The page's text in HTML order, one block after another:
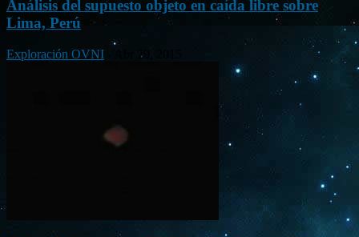
Análisis del supuesto objeto en caída libre sobre
Lima, Perú
Exploración OVNI Abr 29, 2015